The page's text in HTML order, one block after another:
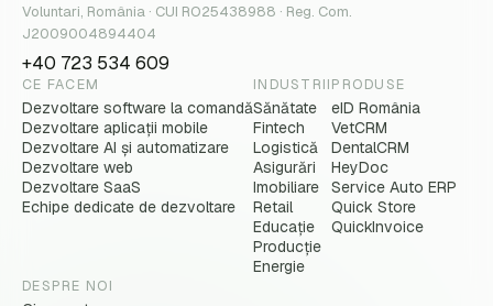
Voluntari, România · CUI RO25438988 · Reg. Com.
J2009004894404
+40 723 534 609
CE FACEM
Dezvoltare software la comandă
Dezvoltare aplicații mobile
Dezvoltare AI și automatizare
Dezvoltare web
Dezvoltare SaaS
Echipe dedicate de dezvoltare
INDUSTRII
Sănătate
Fintech
Logistică
Asigurări
Imobiliare
Retail
Educație
Producție
Energie
PRODUSE
eID România
VetCRM
DentalCRM
HeyDoc
Service Auto ERP
Quick Store
QuickInvoice
DESPRE NOI